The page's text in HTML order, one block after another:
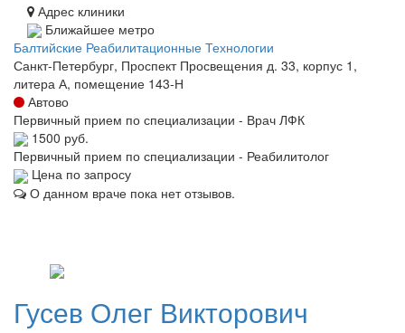
Адрес клиники
Ближайшее метро
Балтийские Реабилитационные Технологии
Санкт-Петербург, Проспект Просвещения д. 33, корпус 1,
литера А, помещение 143-Н
Автово
Первичный прием по специализации - Врач ЛФК
1500 руб.
Первичный прием по специализации - Реабилитолог
Цена по запросу
О данном враче пока нет отзывов.
Гусев Олег Викторович